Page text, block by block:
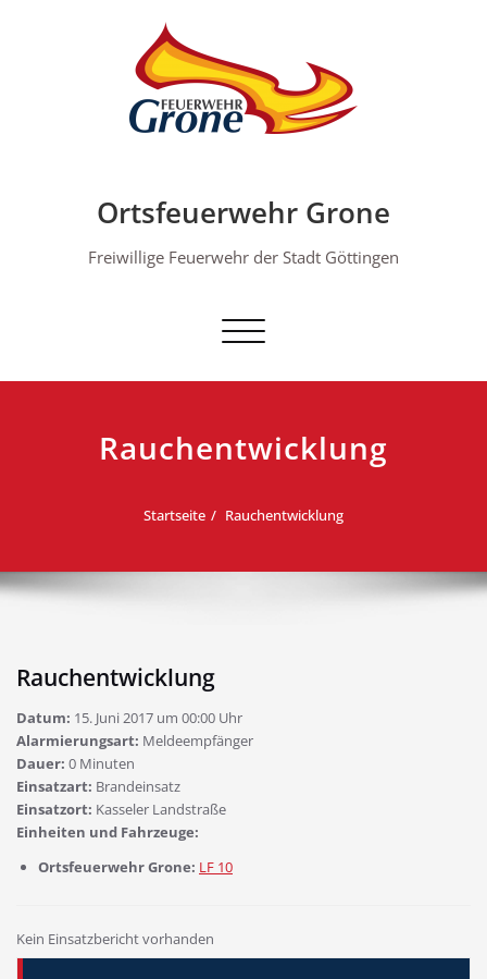
Ortsfeuerwehr Grone
Freiwillige Feuerwehr der Stadt Göttingen
Schalte Navigation
Rauchentwicklung
Startseite Rauchentwicklung
Rauchentwicklung
Datum: 15. Juni 2017 um 00:00 Uhr
Alarmierungsart: Meldeempfänger
Dauer: 0 Minuten
Einsatzart: Brandeinsatz
Einsatzort: Kasseler Landstraße
Einheiten und Fahrzeuge:
Ortsfeuerwehr Grone: LF 10
Kein Einsatzbericht vorhanden